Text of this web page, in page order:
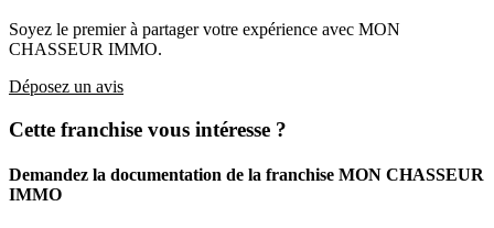
Soyez le premier à partager votre expérience avec MON
CHASSEUR IMMO.
Déposez un avis
Cette franchise vous intéresse ?
Demandez la documentation de la franchise MON CHASSEUR
IMMO